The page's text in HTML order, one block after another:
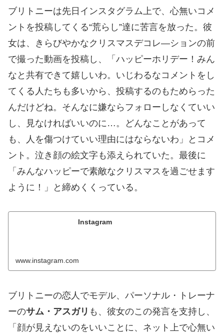
ブリトニーは先日インスタグラム上で、心無いコメ
ントを投稿してくる“荒らし”達に苦言を放った。彼
女は、きらびやかなクリスマスデコレ―ションの前
で撮った動画を投稿し、「ハッピーホリデー！みん
なと共有できて嬉しいわ。いじわるなコメントをし
てくる人たちも多いから、投稿するのもためらった
んだけどね。そんなに嫌ならフォローしなくていい
し、見なければいいのに…。どんなことがあって
も、人を傷つけていい理由にはならないわ」とコメ
ント。泣き顔の絵文字も添えられていた。最後に
「みんなハッピーで素敵なクリスマスを過ごせます
ように！」と締めくくっている。
Instagram
www.instagram.com
ブリトニーの恋人でモデル、パーソナル・トレーナ
ーのサム・アスガリ も、彼女のこの発言を支持し、
「顔が見えないのをいいことに、ネット上で心無い